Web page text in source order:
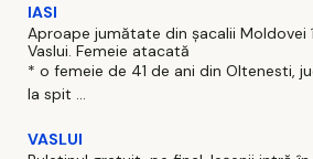
IASI
Aproape jumătate din șacalii Moldovei
Vaslui. Femeie atacată
* o femeie de 41 de ani din Oltenesti,
la spit ...
VASLUI